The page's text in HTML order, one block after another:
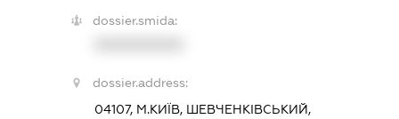
dossier.smida:
dossier.address:
04107, М.КИЇВ, ШЕВЧЕНКІВСЬКИЙ,